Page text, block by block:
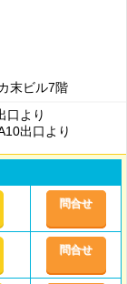
末ビル7階
口より
出口より
問合せ
問合せ